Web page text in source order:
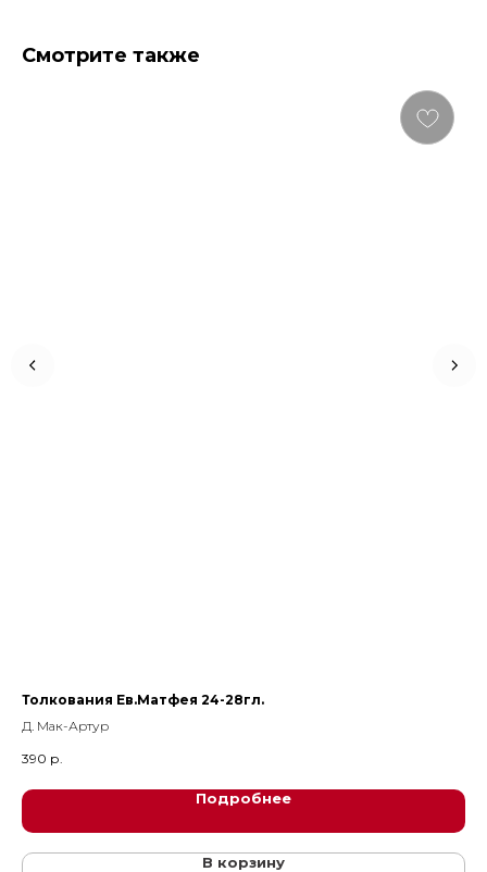
Смотрите также
Толкования Ев.Матфея 24-28гл.
Д. Мак-Артур
390 р.
Подробнее
В корзину